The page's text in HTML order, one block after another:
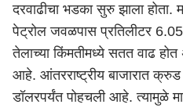
दरवाढीचा भडका सुरु झाला होता.
पेट्रोल जवळपास प्रतिलीटर
तेलाच्या किंमतीमध्ये सतत वाढ
आहे. आंतरराष्ट्रीय बाजारात
डॉलरपर्यंत पोहचली आहे. त्यामुळे